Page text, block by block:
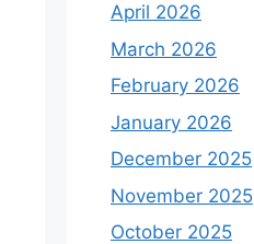
April 2026
March 2026
February 2026
January 2026
December 2025
November 2025
October 2025